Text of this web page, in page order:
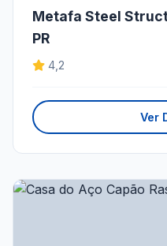
Metafa Steel
PR
4,2
Ver